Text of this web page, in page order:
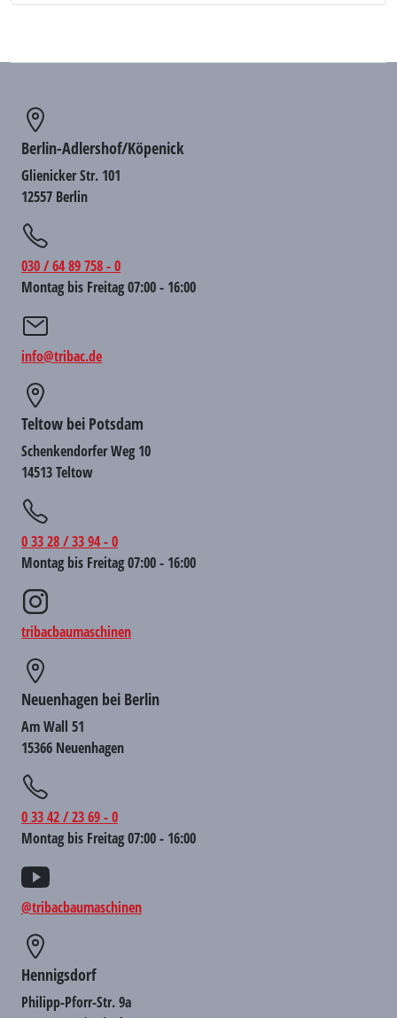
Berlin-Adlershof/Köpenick
Glienicker Str. 101
12557 Berlin
030 / 64 89 758 - 0
Montag bis Freitag 07:00 - 16:00
info@tribac.de
Teltow bei Potsdam
Schenkendorfer Weg 10
14513 Teltow
0 33 28 / 33 94 - 0
Montag bis Freitag 07:00 - 16:00
tribacbaumaschinen
Neuenhagen bei Berlin
Am Wall 51
15366 Neuenhagen
0 33 42 / 23 69 - 0
Montag bis Freitag 07:00 - 16:00
@tribacbaumaschinen
Hennigsdorf
Philipp-Pforr-Str. 9a